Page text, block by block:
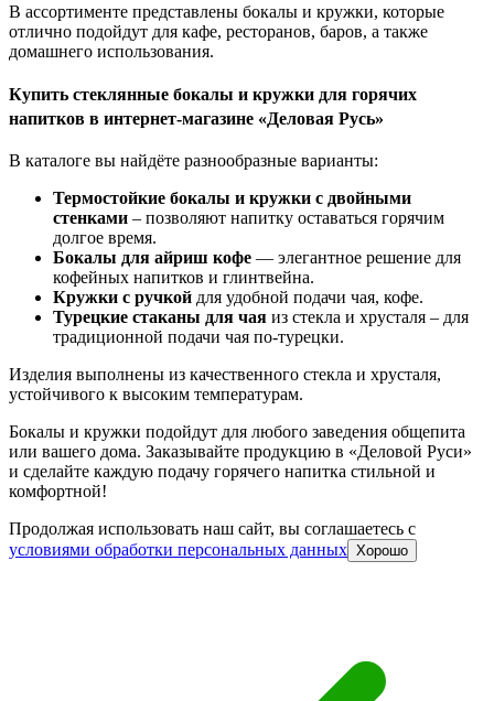
В ассортименте представлены бокалы и кружки, которые
отлично подойдут для кафе, ресторанов, баров, а также
домашнего использования.
Купить стеклянные бокалы и кружки для горячих
напитков в интернет-магазине «Деловая Русь»
В каталоге вы найдёте разнообразные варианты:
Термостойкие бокалы и кружки с двойными
стенками – позволяют напитку оставаться горячим
долгое время.
Бокалы для айриш кофе — элегантное решение для
кофейных напитков и глинтвейна.
Кружки с ручкой для удобной подачи чая, кофе.
Турецкие стаканы для чая из стекла и хрусталя – для
традиционной подачи чая по-турецки.
Изделия выполнены из качественного стекла и хрусталя,
устойчивого к высоким температурам.
Бокалы и кружки подойдут для любого заведения общепита
или вашего дома. Заказывайте продукцию в «Деловой Руси»
и сделайте каждую подачу горячего напитка стильной и
комфортной!
Продолжая использовать наш сайт, вы соглашаетесь c
условиями обработки персональных данных Хорошо